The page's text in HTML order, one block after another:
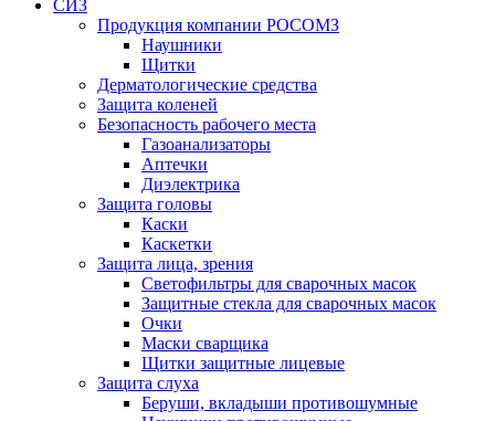
СИЗ
Продукция компании РОСОМЗ
Наушники
Щитки
Дерматологические средства
Защита коленей
Безопасность рабочего места
Газоанализаторы
Аптечки
Диэлектрика
Защита головы
Каски
Каскетки
Защита лица, зрения
Светофильтры для сварочных масок
Защитные стекла для сварочных масок
Очки
Маски сварщика
Щитки защитные лицевые
Защита слуха
Беруши, вкладыши противошумные